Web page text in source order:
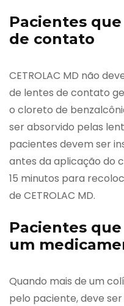
Pacientes
de contato
CETROLAC MD não
de lentes de contato
o cloreto de
ser absorvido pelas
pacientes devem ser
antes da aplicação do
15 minutos para
de CETROLAC MD.
Pacientes
um
Quando mais de um
pelo paciente, deve